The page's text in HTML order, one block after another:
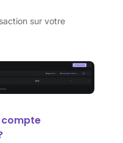
sur votre
compte